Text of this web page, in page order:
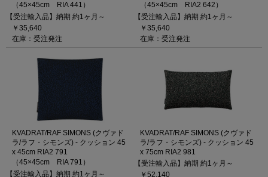
（45×45cm RIA 441）
【受注輸入品】納期 約1ヶ月～
￥35,640
在庫：受注発注
（45×45cm RIA2 642）
【受注輸入品】納期 約1ヶ月～
￥35,640
在庫：受注発注
KVADRAT/RAF SIMONS (クヴァド
ラ/ラフ・シモンズ) - クッション 45
x 45cm RIA2 791
（45×45cm RIA 791）
【受注輸入品】納期 約1ヶ月～
KVADRAT/RAF SIMONS (クヴァド
ラ/ラフ・シモンズ) - クッション 45
x 75cm RIA2 981
【受注輸入品】納期 約1ヶ月～
￥52,140